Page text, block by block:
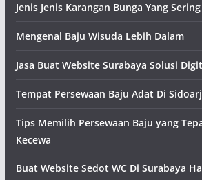
Jenis Jenis Karangan Bunga Yang
Mengenal Baju Wisuda Lebih Dalam
Jasa Buat Website Surabaya Solusi
Tempat Persewaan Baju Adat Di
Tips Memilih Persewaan Baju yang
Kecewa
Buat Website Sedot WC Di Surabaya